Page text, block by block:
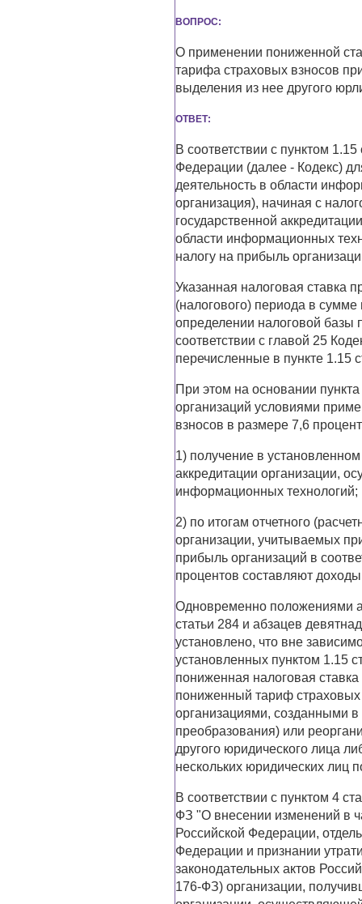
ВОПРОС:
О применении пониженной
тарифа страховых взносов
выделения из нее другого
ОТВЕТ:
В соответствии с пунктом
Федерации (далее - Кодекс)
деятельность в области
организация), начиная с
государственной
области информационных
налогу на прибыль
Указанная налоговая ставка
(налогового) периода в
определении налоговой базы
соответствии с главой 25
перечисленные в пункте 1.15
При этом на основании
организаций условиями
взносов в размере 7,6
1) получение в
аккредитации организации,
информационных технологий;
2) по итогам отчетного
организации, учитываемых
прибыль организаций в
процентов составляют
Одновременно положениями
статьи 284 и абзацев
установлено, что вне
установленных пунктом 1.15
пониженная налоговая
пониженный тариф
организациями, созданными в
преобразования) или
другого юридического лица
нескольких юридических лиц
В соответствии с пунктом 4
ФЗ "О внесении изменений в
Российской Федерации,
Федерации и признании
законодательных актов
176-ФЗ) организации,